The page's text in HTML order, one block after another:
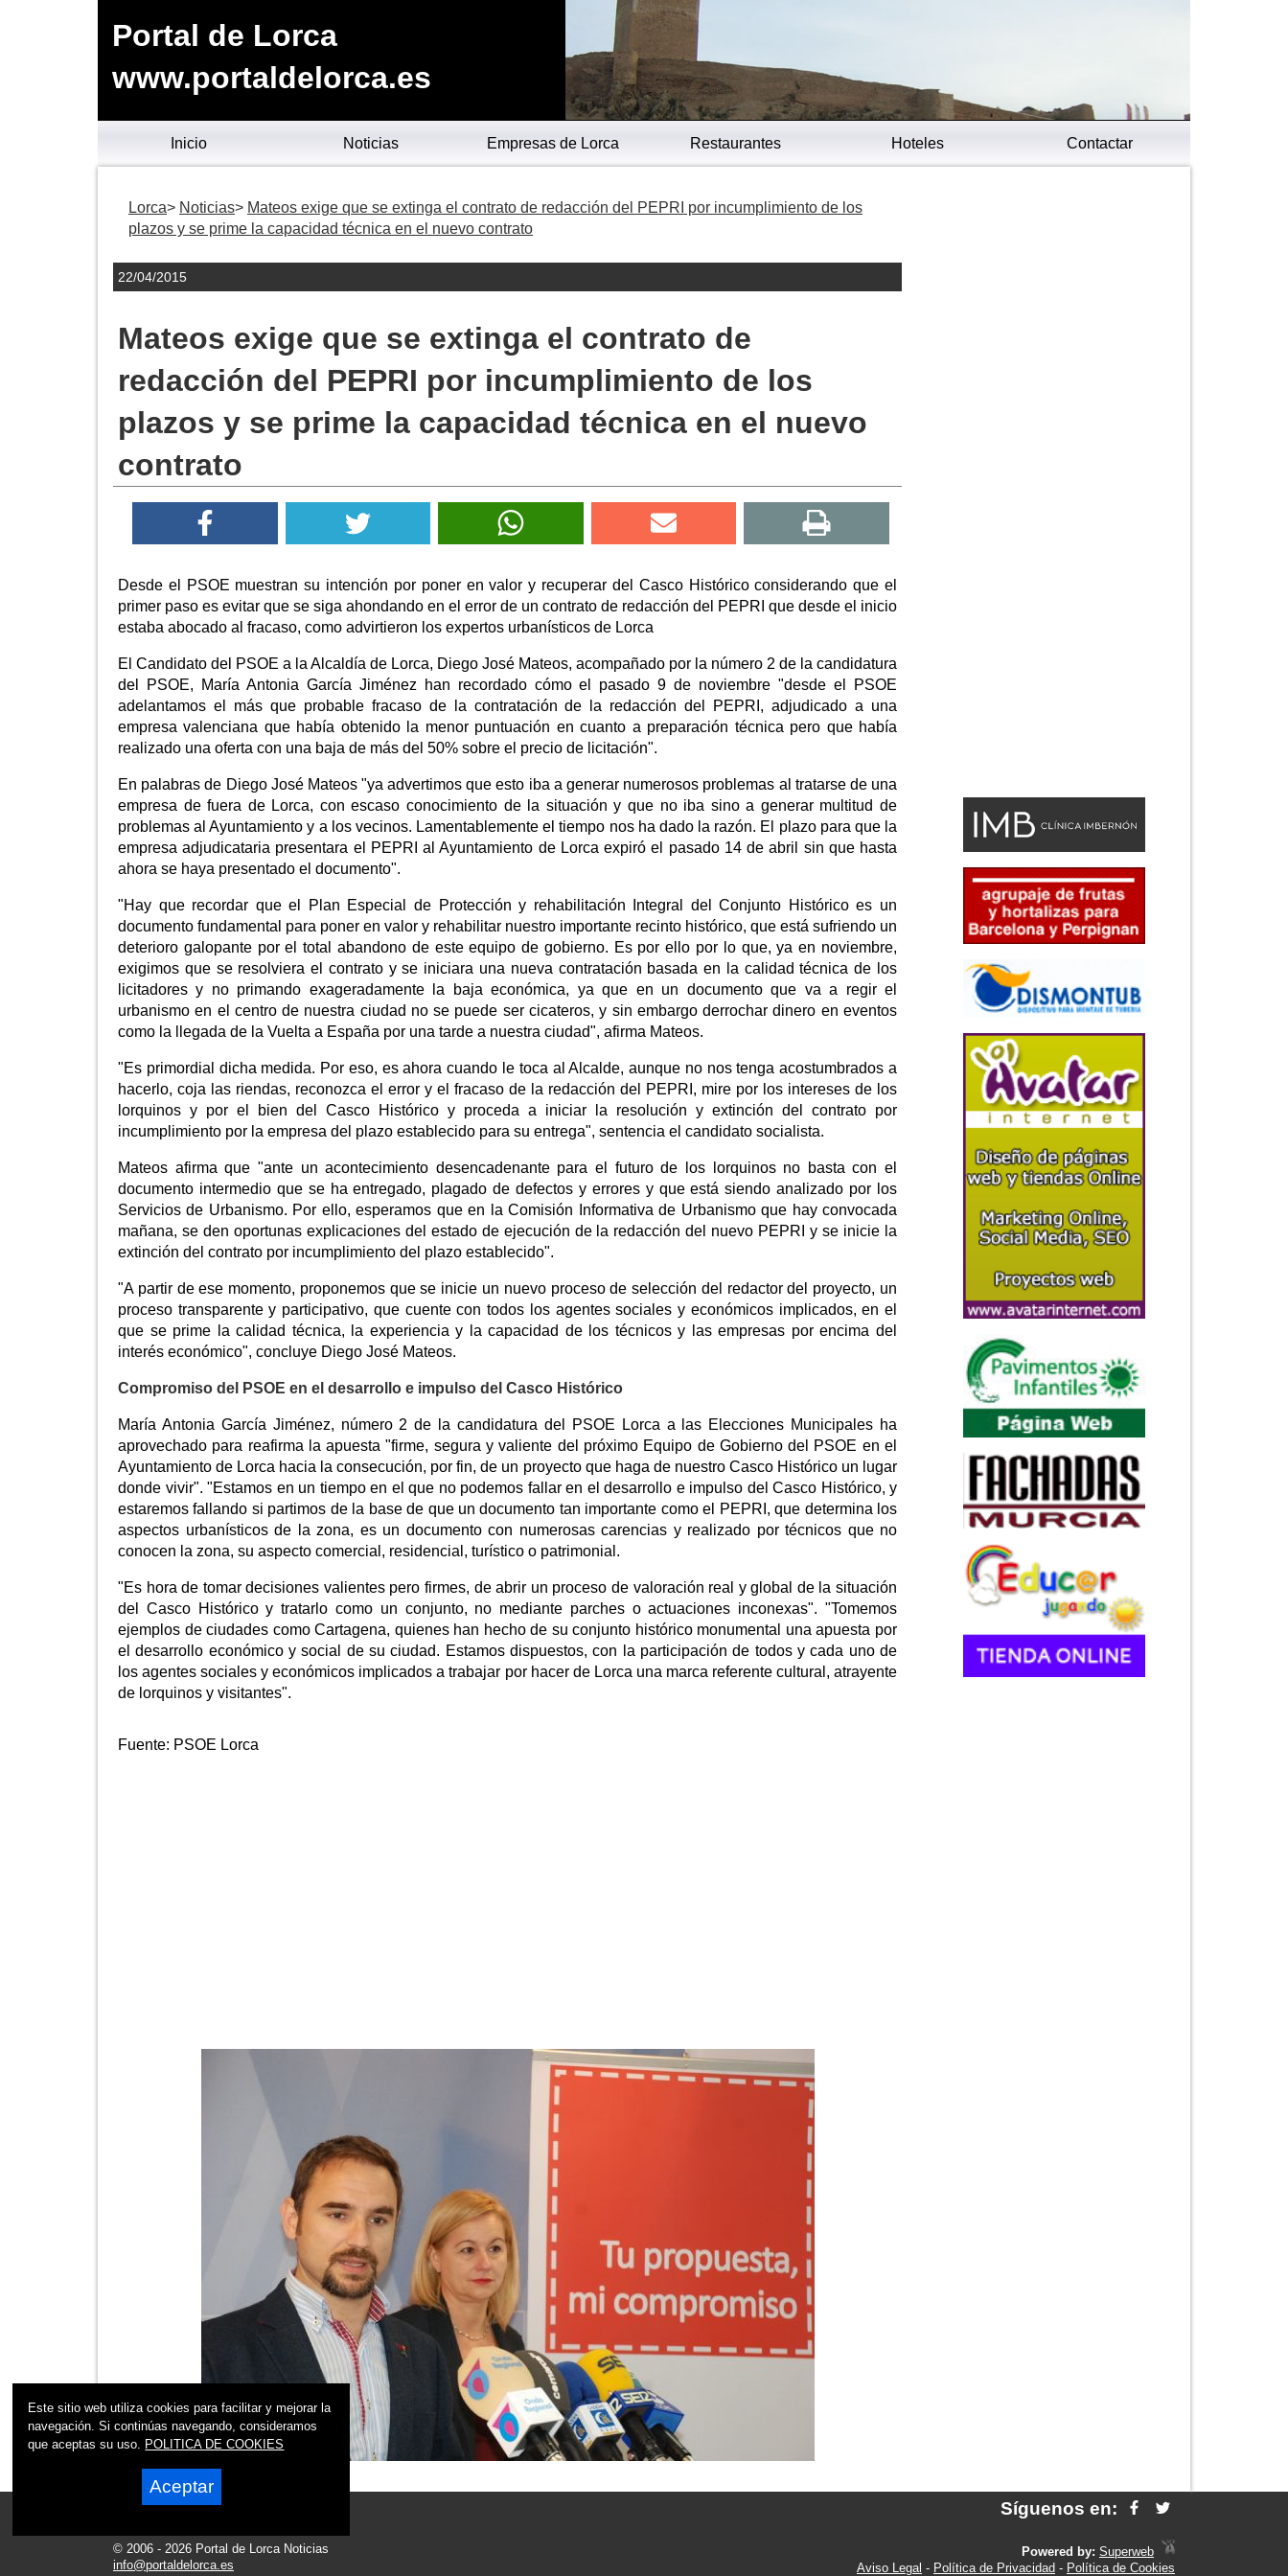
Portal de Lorca
www.portaldelorca.es
Inicio Noticias Empresas de Lorca Restaurantes Hoteles Contactar
Lorca Noticias
Mateos exige que se extinga el contrato de redacción del PEPRI por incumplimiento de los
plazos y se prime la capacidad técnica en el nuevo contrato
22/04/2015
Mateos exige que se extinga el contrato de
redacción del PEPRI por incumplimiento de los
plazos y se prime la capacidad técnica en el nuevo
contrato
Desde el PSOE muestran su intención por poner en valor y recuperar del Casco Histórico considerando que el
primer paso es evitar que se siga ahondando en el error de un contrato de redacción del PEPRI que desde el inicio
estaba abocado al fracaso, como advirtieron los expertos urbanísticos de Lorca
El Candidato del PSOE a la Alcaldía de Lorca, Diego José Mateos, acompañado por la número 2 de la candidatura
del PSOE, María Antonia García Jiménez han recordado cómo el pasado 9 de noviembre "desde el PSOE
adelantamos el más que probable fracaso de la contratación de la redacción del PEPRI, adjudicado a una
empresa valenciana que había obtenido la menor puntuación en cuanto a preparación técnica pero que había
realizado una oferta con una baja de más del 50% sobre el precio de licitación".
En palabras de Diego José Mateos "ya advertimos que esto iba a generar numerosos problemas al tratarse de una
empresa de fuera de Lorca, con escaso conocimiento de la situación y que no iba sino a generar multitud de
problemas al Ayuntamiento y a los vecinos. Lamentablemente el tiempo nos ha dado la razón. El plazo para que la
empresa adjudicataria presentara el PEPRI al Ayuntamiento de Lorca expiró el pasado 14 de abril sin que hasta
ahora se haya presentado el documento".
"Hay que recordar que el Plan Especial de Protección y rehabilitación Integral del Conjunto Histórico es un
documento fundamental para poner en valor y rehabilitar nuestro importante recinto histórico, que está sufriendo un
deterioro galopante por el total abandono de este equipo de gobierno. Es por ello por lo que, ya en noviembre,
exigimos que se resolviera el contrato y se iniciara una nueva contratación basada en la calidad técnica de los
licitadores y no primando exageradamente la baja económica, ya que en un documento que va a regir el
urbanismo en el centro de nuestra ciudad no se puede ser cicateros, y sin embargo derrochar dinero en eventos
como la llegada de la Vuelta a España por una tarde a nuestra ciudad", afirma Mateos.
"Es primordial dicha medida. Por eso, es ahora cuando le toca al Alcalde, aunque no nos tenga acostumbrados a
hacerlo, coja las riendas, reconozca el error y el fracaso de la redacción del PEPRI, mire por los intereses de los
lorquinos y por el bien del Casco Histórico y proceda a iniciar la resolución y extinción del contrato por
incumplimiento por la empresa del plazo establecido para su entrega", sentencia el candidato socialista.
Mateos afirma que "ante un acontecimiento desencadenante para el futuro de los lorquinos no basta con el
documento intermedio que se ha entregado, plagado de defectos y errores y que está siendo analizado por los
Servicios de Urbanismo. Por ello, esperamos que en la Comisión Informativa de Urbanismo que hay convocada
mañana, se den oportunas explicaciones del estado de ejecución de la redacción del nuevo PEPRI y se inicie la
extinción del contrato por incumplimiento del plazo establecido".
"A partir de ese momento, proponemos que se inicie un nuevo proceso de selección del redactor del proyecto, un
proceso transparente y participativo, que cuente con todos los agentes sociales y económicos implicados, en el
que se prime la calidad técnica, la experiencia y la capacidad de los técnicos y las empresas por encima del
interés económico", concluye Diego José Mateos.
Compromiso del PSOE en el desarrollo e impulso del Casco Histórico
María Antonia García Jiménez, número 2 de la candidatura del PSOE Lorca a las Elecciones Municipales ha
aprovechado para reafirma la apuesta "firme, segura y valiente del próximo Equipo de Gobierno del PSOE en el
Ayuntamiento de Lorca hacia la consecución, por fin, de un proyecto que haga de nuestro Casco Histórico un lugar
donde vivir". "Estamos en un tiempo en el que no podemos fallar en el desarrollo e impulso del Casco Histórico, y
estaremos fallando si partimos de la base de que un documento tan importante como el PEPRI, que determina los
aspectos urbanísticos de la zona, es un documento con numerosas carencias y realizado por técnicos que no
conocen la zona, su aspecto comercial, residencial, turístico o patrimonial.
"Es hora de tomar decisiones valientes pero firmes, de abrir un proceso de valoración real y global de la situación
del Casco Histórico y tratarlo como un conjunto, no mediante parches o actuaciones inconexas". "Tomemos
ejemplos de ciudades como Cartagena, quienes han hecho de su conjunto histórico monumental una apuesta por
el desarrollo económico y social de su ciudad. Estamos dispuestos, con la participación de todos y cada uno de
los agentes sociales y económicos implicados a trabajar por hacer de Lorca una marca referente cultural, atrayente
de lorquinos y visitantes".
Fuente: PSOE Lorca
© 2006 - 2026 Portal de Lorca Noticias
info@portaldelorca.es
Síguenos en:
Powered by: Superweb
Aviso Legal - Política de Privacidad - Política de Cookies
Este sitio web utiliza cookies para facilitar y mejorar la
navegación. Si continúas navegando, consideramos
que aceptas su uso. POLITICA DE COOKIES
Aceptar